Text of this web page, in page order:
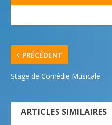
PRÉCÉDENT
Stage de Comédie Musicale
ARTICLES SIMILAIRES